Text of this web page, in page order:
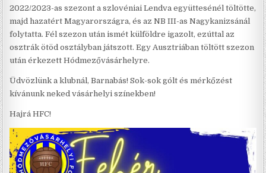
2022/2023-as szezont a szlovéniai Lendva együttesénél töltötte,
majd hazatért Magyarországra, és az NB III-as Nagykanizsánál
folytatta. Fél szezon után ismét külföldre igazolt, ezúttal az
osztrák ötöd osztályban játszott. Egy Ausztriában töltött szezon
után érkezett Hódmezővásárhelyre.
Üdvözlünk a klubnál, Barnabás! Sok-sok gólt és mérkőzést
kívánunk neked vásárhelyi színekben!
Hajrá HFC!